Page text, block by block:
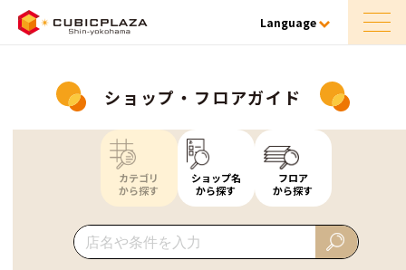
Language
ショップ・フロアガイド
カテゴリ
から探す
ショップ名
から探す
フロア
から探す